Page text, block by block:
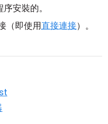
安裝的。
（即使用直接連接）。